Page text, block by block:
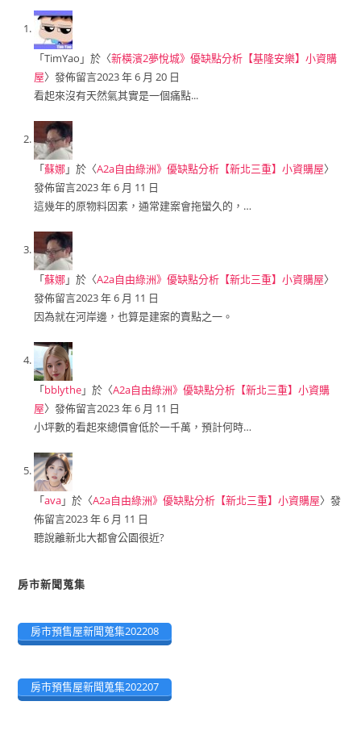
「TimYao 」於〈新橫濱2夢悅城》優缺點分析【基隆安樂】小資購
屋〉發佈留言2023 年 6 月 20 日
看起來沒有天然氣其實是一個痛點...
「蘇娜」於〈A2a自由綠洲》優缺點分析【新北三重】小資購屋〉
發佈留言2023 年 6 月 11 日
這幾年的原物料因素，通常建案會拖蠻久的，…
「蘇娜」於〈A2a自由綠洲》優缺點分析【新北三重】小資購屋〉
發佈留言2023 年 6 月 11 日
因為就在河岸邊，也算是建案的賣點之一。
「bblythe」於〈A2a自由綠洲》優缺點分析【新北三重】小資購
屋〉發佈留言2023 年 6 月 11 日
小坪數的看起來總價會低於一千萬，預計何時…
「ava」於〈A2a自由綠洲》優缺點分析【新北三重】小資購屋〉發
佈留言2023 年 6 月 11 日
聽說離新北大都會公園很近?
房市新聞蒐集
房市預售屋新聞蒐集202208
房市預售屋新聞蒐集202207